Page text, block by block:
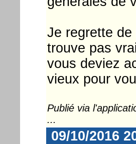
Je regrette
trouve pas
vous deviez
vieux pour
Publié via
...
09/10/2016